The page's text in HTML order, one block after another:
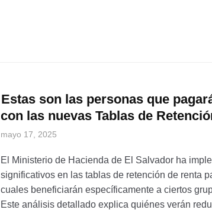
Estas son las personas que
con las nuevas Tablas de
mayo 17, 2025
El Ministerio de Hacienda de El Salvador ha
significativos en las tablas de retención de renta
cuales beneficiarán específicamente a ciertos
Este análisis detallado explica quiénes verán